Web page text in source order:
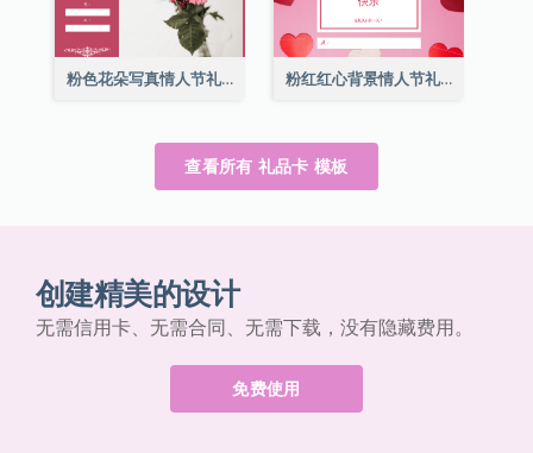
粉色花朵写真情人节礼品卡 粉红红心背景情人节礼品卡
查看所有 礼品卡 模板
创建精美的设计
无需信用卡、无需合同、无需下载，没有隐藏费用。
免费使用